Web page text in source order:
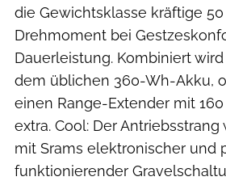
die Gewichtsklasse kräftige
Drehmoment bei
Dauerleistung. Kombiniert
dem üblichen 360-Wh-Akku,
einen Range-Extender mit
extra. Cool: Der
mit Srams elektronischer und
funktionierender